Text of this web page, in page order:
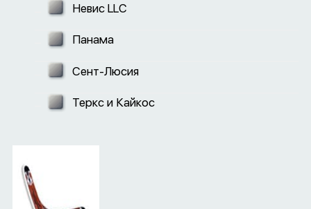
Невис LLC
Панама
Сент-Люсия
Теркс и Кайкос